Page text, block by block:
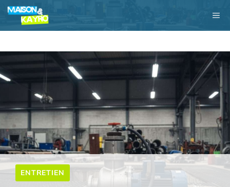
Aller
contenu
ENTRETIEN